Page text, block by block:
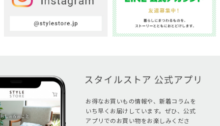
お得なお買いもの情報や、新着コラムを
いち早くお届けしています。ぜひ、公式
アプリでのお買い物をお楽しみくださ